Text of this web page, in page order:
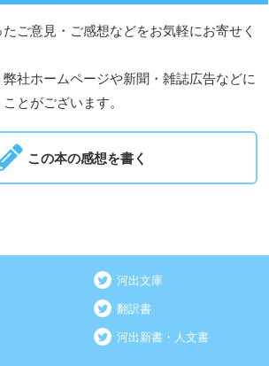
ご意見・ご感想などをお気軽にお寄せく
社ホームページや新聞・雑誌広告などに
とがございます。
この本の感想を書く
河出文庫
翻訳書
河出新書・人文書